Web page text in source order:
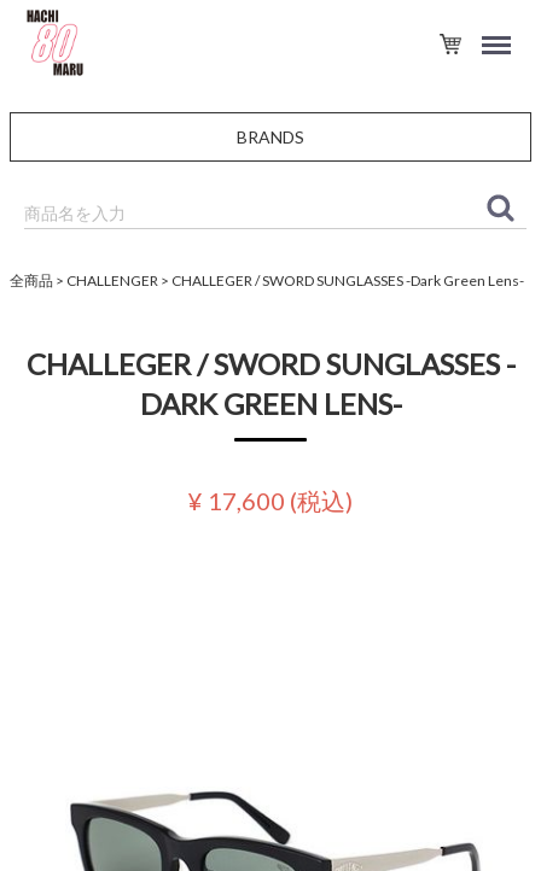
BRANDS
全商品 CHALLENGER CHALLEGER / SWORD SUNGLASSES -Dark Green Lens-
CHALLEGER / SWORD SUNGLASSES -
DARK GREEN LENS-
¥ 17,600 (税込)